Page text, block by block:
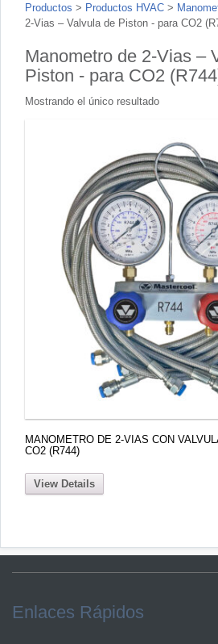
Productos > Productos HVAC >
2-Vias – Valvula de Piston - para CO2
Manometro de 2-Vias –
Piston - para CO2
Mostrando el único resultado
MANOMETRO DE 2-VIAS CON
CO2 (R744)
View Details
Enlaces Rápidos